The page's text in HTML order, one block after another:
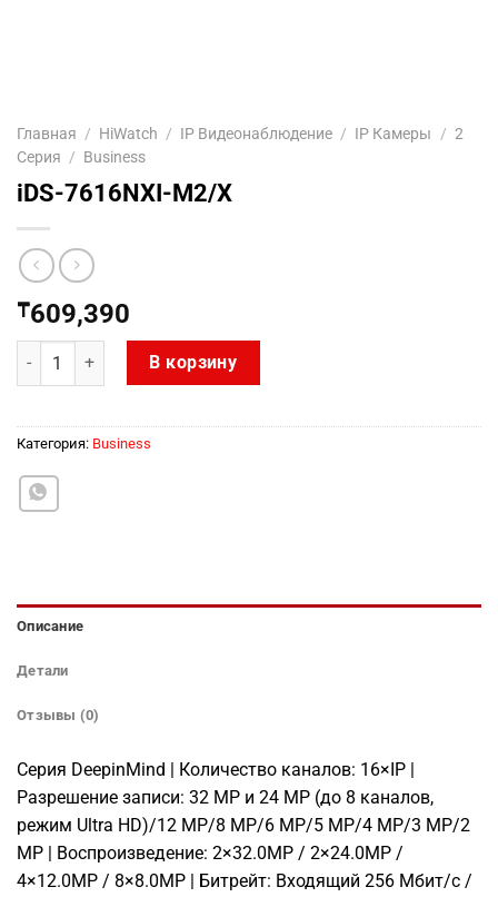
Главная / HiWatch / IP Видеонаблюдение / IP Камеры / 2
Серия / Business
iDS-7616NXI-M2/X
₸609,390
Количество товара iDS-7616NXI-M2/X
В корзину
Категория: Business
Описание
Детали
Отзывы (0)
Серия DeepinMind | Количество каналов: 16×IP |
Разрешение записи: 32 MP и 24 MP (до 8 каналов,
режим Ultra HD)/12 MP/8 MP/6 MP/5 MP/4 MP/3 MP/2
MP | Воспроизведение: 2×32.0MP / 2×24.0MP /
4×12.0MP / 8×8.0MP | Битрейт: Входящий 256 Мбит/с /